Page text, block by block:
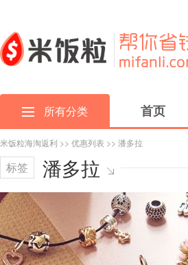
所有分类 首页
米饭粒海淘返利 >> 优惠列表 >> 潘多拉
标签 潘多拉